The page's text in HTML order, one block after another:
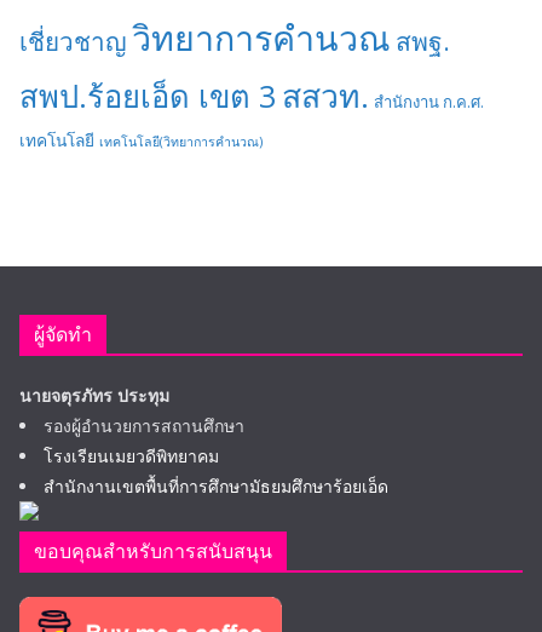
เชี่ยวชาญวิทยาการคำนวณ สพฐ.
สพป.ร้อยเอ็ด เขต 3 สสวท. สำนักงาน ก.ค.ศ.
เทคโนโลยี เทคโนโลยี(วิทยาการคำนวณ)
ผู้จัดทำ
นายจตุรภัทร ประทุม
รองผู้อำนวยการสถานศึกษา
โรงเรียนเมยวดีพิทยาคม
สำนักงานเขตพื้นที่การศึกษามัธยมศึกษาร้อยเอ็ด
ขอบคุณสำหรับการสนับสนุน